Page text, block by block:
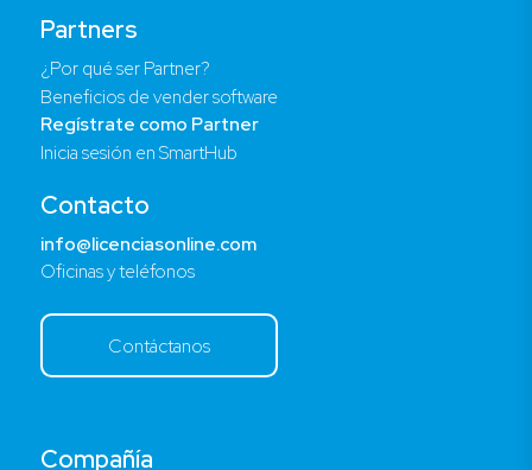
Compañía
Partners
¿Por qué ser Partner?
Beneficios de vender software
Regístrate como Partner
Inicia sesión en SmartHub
Contacto
info@licenciasonline.com
Oficinas y teléfonos
Contáctanos